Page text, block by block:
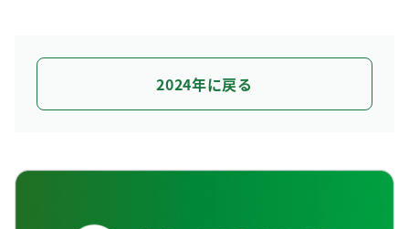
2024年に戻る